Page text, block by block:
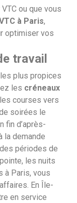
ou que vous
à Paris,
optimiser vos
travail
plus propices
les créneaux
courses vers
soirées le
fin d’après-
la demande
périodes de
les nuits
à Paris, vous
En Île-
en service